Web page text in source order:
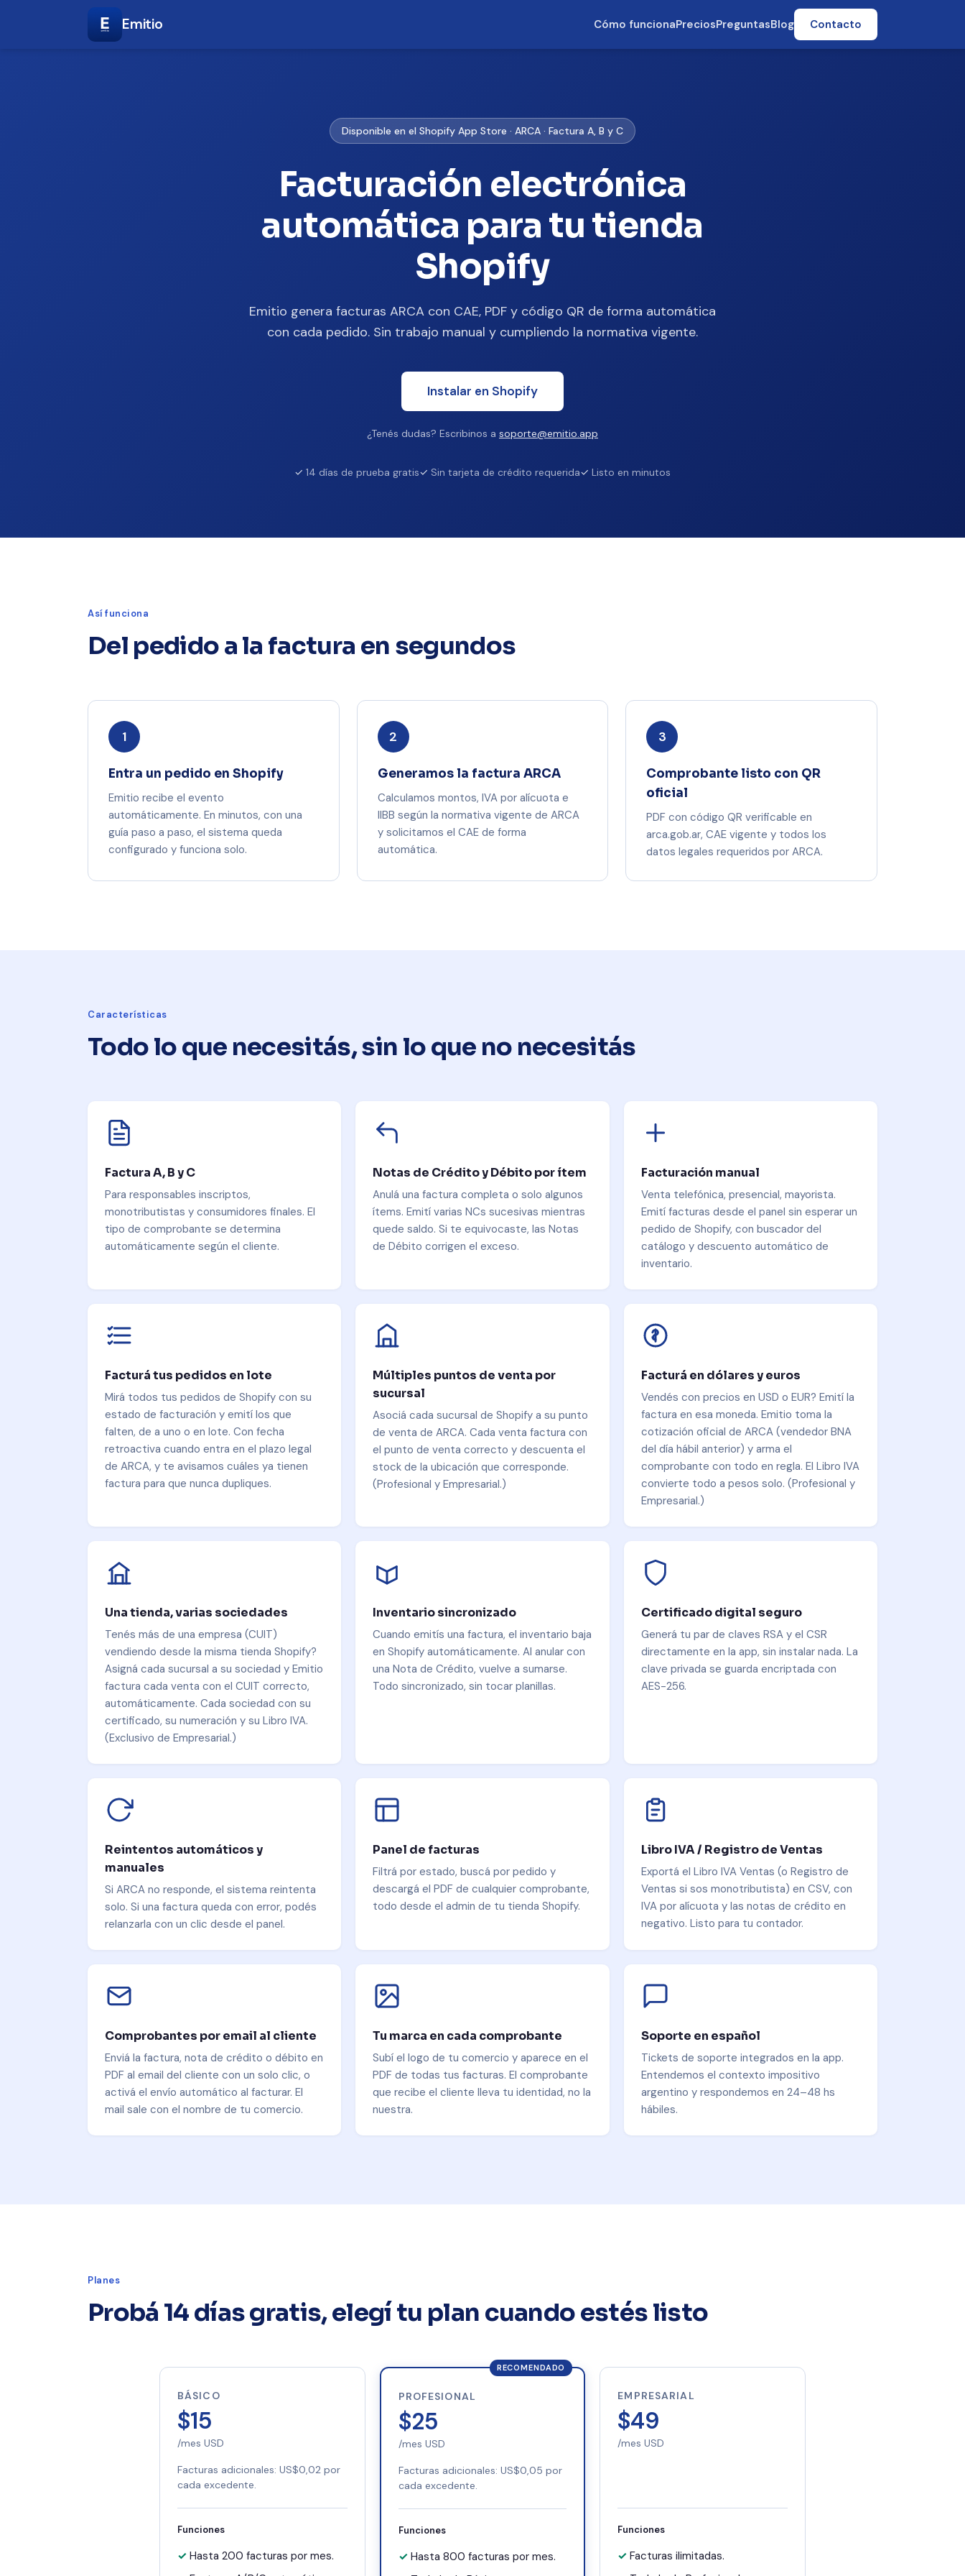
Emitio Cómo funcionaPreciosPreguntasBlog Contacto
Disponible en el Shopify App Store · ARCA · Factura A, B y C
Facturación electrónica
automática para tu tienda
Shopify
Emitio genera facturas ARCA con CAE, PDF y código QR de forma automática
con cada pedido. Sin trabajo manual y cumpliendo la normativa vigente.
Instalar en Shopify
¿Tenés dudas? Escribinos a soporte@emitio.app
14 días de prueba gratis Sin tarjeta de crédito requerida Listo en minutos
Así funciona
Del pedido a la factura en segundos
1
Entra un pedido en Shopify
Emitio recibe el evento
automáticamente. En minutos, con una
guía paso a paso, el sistema queda
configurado y funciona solo.
2
Generamos la factura ARCA
Calculamos montos, IVA por alícuota e
IIBB según la normativa vigente de ARCA
y solicitamos el CAE de forma
automática.
3
Comprobante listo con QR
oficial
PDF con código QR verificable en
arca.gob.ar, CAE vigente y todos los
datos legales requeridos por ARCA.
Características
Todo lo que necesitás, sin lo que no necesitás
Factura A, B y C
Para responsables inscriptos,
monotributistas y consumidores finales. El
tipo de comprobante se determina
automáticamente según el cliente.
Notas de Crédito y Débito por ítem
Anulá una factura completa o solo algunos
ítems. Emití varias NCs sucesivas mientras
quede saldo. Si te equivocaste, las Notas
de Débito corrigen el exceso.
Facturación manual
Venta telefónica, presencial, mayorista.
Emití facturas desde el panel sin esperar un
pedido de Shopify, con buscador del
catálogo y descuento automático de
inventario.
Facturá tus pedidos en lote
Mirá todos tus pedidos de Shopify con su
estado de facturación y emití los que
falten, de a uno o en lote. Con fecha
retroactiva cuando entra en el plazo legal
de ARCA, y te avisamos cuáles ya tienen
factura para que nunca dupliques.
Múltiples puntos de venta por
sucursal
Asociá cada sucursal de Shopify a su punto
de venta de ARCA. Cada venta factura con
el punto de venta correcto y descuenta el
stock de la ubicación que corresponde.
(Profesional y Empresarial.)
Facturá en dólares y euros
Vendés con precios en USD o EUR? Emití la
factura en esa moneda. Emitio toma la
cotización oficial de ARCA (vendedor BNA
del día hábil anterior) y arma el
comprobante con todo en regla. El Libro IVA
convierte todo a pesos solo. (Profesional y
Empresarial.)
Una tienda, varias sociedades
Tenés más de una empresa (CUIT)
vendiendo desde la misma tienda Shopify?
Asigná cada sucursal a su sociedad y Emitio
factura cada venta con el CUIT correcto,
automáticamente. Cada sociedad con su
certificado, su numeración y su Libro IVA.
(Exclusivo de Empresarial.)
Inventario sincronizado
Cuando emitís una factura, el inventario baja
en Shopify automáticamente. Al anular con
una Nota de Crédito, vuelve a sumarse.
Todo sincronizado, sin tocar planillas.
Certificado digital seguro
Generá tu par de claves RSA y el CSR
directamente en la app, sin instalar nada. La
clave privada se guarda encriptada con
AES-256.
Reintentos automáticos y
manuales
Si ARCA no responde, el sistema reintenta
solo. Si una factura queda con error, podés
relanzarla con un clic desde el panel.
Panel de facturas
Filtrá por estado, buscá por pedido y
descargá el PDF de cualquier comprobante,
todo desde el admin de tu tienda Shopify.
Libro IVA / Registro de Ventas
Exportá el Libro IVA Ventas (o Registro de
Ventas si sos monotributista) en CSV, con
IVA por alícuota y las notas de crédito en
negativo. Listo para tu contador.
Comprobantes por email al cliente
Enviá la factura, nota de crédito o débito en
PDF al email del cliente con un solo clic, o
activá el envío automático al facturar. El
mail sale con el nombre de tu comercio.
Tu marca en cada comprobante
Subí el logo de tu comercio y aparece en el
PDF de todas tus facturas. El comprobante
que recibe el cliente lleva tu identidad, no la
nuestra.
Soporte en español
Tickets de soporte integrados en la app.
Entendemos el contexto impositivo
argentino y respondemos en 24–48 hs
hábiles.
Planes
Probá 14 días gratis, elegí tu plan cuando estés listo
BÁSICO
$15
/mes USD
Facturas adicionales: US$0,02 por
cada excedente.
Funciones
Hasta 200 facturas por mes.
RECOMENDADO
PROFESIONAL
$25
/mes USD
Facturas adicionales: US$0,05 por
cada excedente.
Funciones
Hasta 800 facturas por mes.
EMPRESARIAL
$49
/mes USD
Funciones
Facturas ilimitadas.